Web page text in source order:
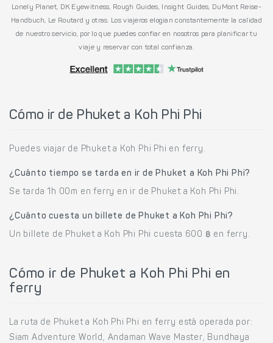
Lonely Planet, DK Eyewitness, Rough Guides, Insight Guides, DuMont Reise-
Handbuch, Le Routard y otras. Los viajeros elogian constantemente la calidad
de nuestro servicio, por lo que puedes confiar en nosotros para planificar tu
viaje y reservar con total confianza.
Cómo ir de Phuket a Koh Phi Phi
Puedes viajar de Phuket a Koh Phi Phi en ferry.
¿Cuánto tiempo se tarda en ir de Phuket a Koh Phi Phi?
Se tarda 1h 00m en ferry en ir de Phuket a Koh Phi Phi.
¿Cuánto cuesta un billete de Phuket a Koh Phi Phi?
Un billete de Phuket a Koh Phi Phi cuesta 600 ฿ en ferry.
Cómo ir de Phuket a Koh Phi Phi en
ferry
La ruta de Phuket a Koh Phi Phi en ferry está operada por:
Siam Adventure World, Andaman Wave Master, Bundhaya